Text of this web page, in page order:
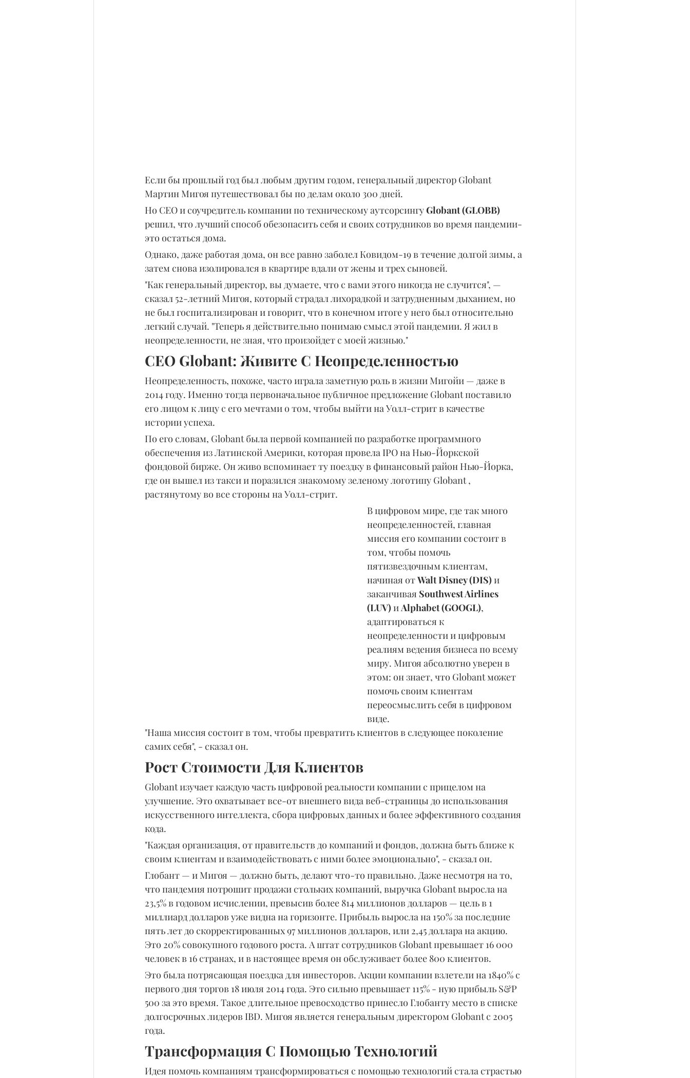
Если бы прошлый год был любым другим годом, генеральный директор Globant
Мартин Мигоя путешествовал бы по делам около 300 дней.
Но СЕО и соучредитель компании по техническому аутсорсингу Globant (GLOBB)
решил, что лучший способ обезопасить себя и своих сотрудников во время пандемии-
это остаться дома.
Однако, даже работая дома, он все равно заболел Ковидом-19 в течение долгой зимы, а
затем снова изолировался в квартире вдали от жены и трех сыновей.
"Как генеральный директор, вы думаете, что с вами этого никогда не случится", —
сказал 52-летний Мигоя, который страдал лихорадкой и затрудненным дыханием, но
не был госпитализирован и говорит, что в конечном итоге у него был относительно
легкий случай. "Теперь я действительно понимаю смысл этой пандемии. Я жил в
неопределенности, не зная, что произойдет с моей жизнью."
СЕО Globant: Живите С Неопределенностью
Неопределенность, похоже, часто играла заметную роль в жизни Мигойи — даже в
2014 году. Именно тогда первоначальное публичное предложение Globant поставило
его лицом к лицу с его мечтами о том, чтобы выйти на Уолл-стрит в качестве
истории успеха.
По его словам, Globant была первой компанией по разработке программного
обеспечения из Латинской Америки, которая провела IPO на Нью-Йоркской
фондовой бирже. Он живо вспоминает ту поездку в финансовый район Нью-Йорка,
где он вышел из такси и поразился знакомому зеленому логотипу Globant ,
растянутому во все стороны на Уолл-стрит.
В цифровом мире, где так много
неопределенностей, главная
миссия его компании состоит в
том, чтобы помочь
пятизвездочным клиентам,
начиная от Walt Disney (DIS) и
заканчивая Southwest Airlines
(LUV) и Alphabet (GOOGL),
адаптироваться к
неопределенности и цифровым
реалиям ведения бизнеса по всему
миру. Мигоя абсолютно уверен в
этом: он знает, что Globant может
помочь своим клиентам
переосмыслить себя в цифровом
виде.
"Наша миссия состоит в том, чтобы превратить клиентов в следующее поколение
самих себя", - сказал он.
Рост Стоимости Для Клиентов
Globant изучает каждую часть цифровой реальности компании с прицелом на
улучшение. Это охватывает все-от внешнего вида веб-страницы до использования
искусственного интеллекта, сбора цифровых данных и более эффективного создания
кода.
"Каждая организация, от правительств до компаний и фондов, должна быть ближе к
своим клиентам и взаимодействовать с ними более эмоционально", - сказал он.
Глобант — и Мигоя — должно быть, делают что-то правильно. Даже несмотря на то,
что пандемия потрошит продажи стольких компаний, выручка Globant выросла на
23,5% в годовом исчислении, превысив более 814 миллионов долларов — цель в 1
миллиард долларов уже видна на горизонте. Прибыль выросла на 150% за последние
пять лет до скорректированных 97 миллионов долларов, или 2,45 доллара на акцию.
Это 20% совокупного годового роста. А штат сотрудников Globant превышает 16 000
человек в 16 странах, и в настоящее время он обслуживает более 800 клиентов.
Это была потрясающая поездка для инвесторов. Акции компании взлетели на 1840% с
первого дня торгов 18 июля 2014 года. Это сильно превышает 115% - ную прибыль S&P
500 за это время. Такое длительное превосходство принесло Глобанту место в списке
долгосрочных лидеров IBD. Мигоя является генеральным директором Globant с 2005
года.
Трансформация С Помощью Технологий
Идея помочь компаниям трансформироваться с помощью технологий стала страстью